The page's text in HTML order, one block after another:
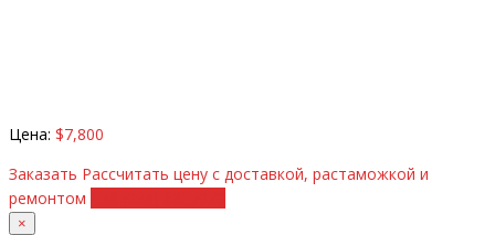
Цена: $7,800
Заказать Рассчитать цену с доставкой, растаможкой и
ремонтом
×